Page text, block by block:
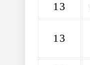
13
13